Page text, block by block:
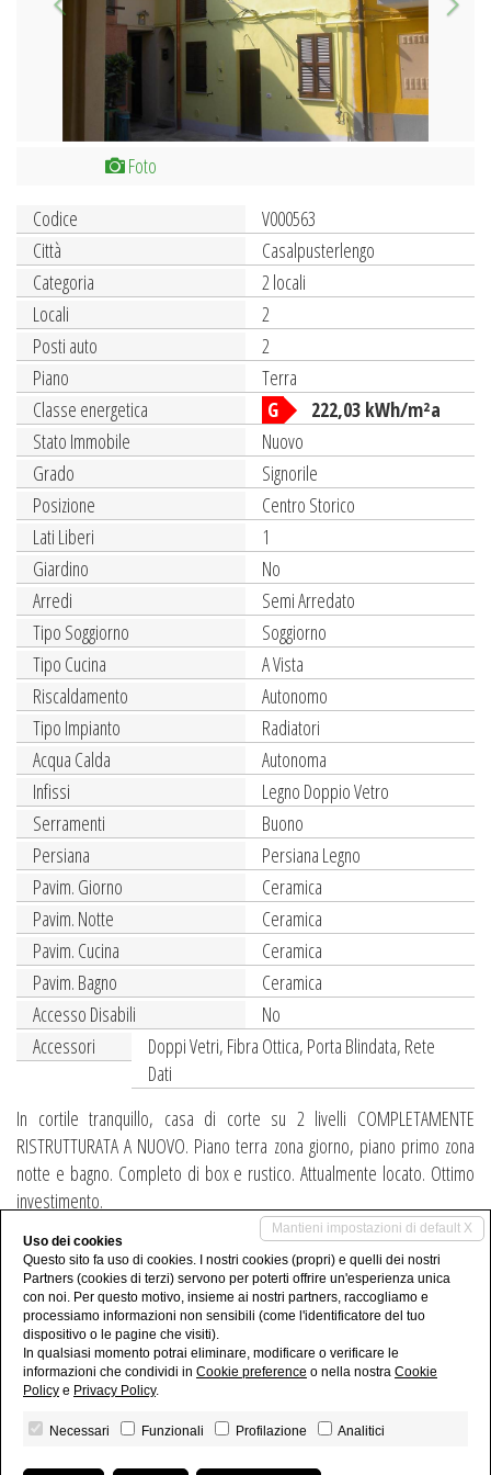
Foto
Codice
V000563
Città
Casalpusterlengo
Categoria
2 locali
Locali
2
Posti auto
2
Piano
Terra
Classe energetica
G
222,03 kWh/m²a
Stato Immobile
Nuovo
Grado
Signorile
Posizione
Centro Storico
Lati Liberi
1
Giardino
No
Arredi
Semi Arredato
Tipo Soggiorno
Soggiorno
Tipo Cucina
A Vista
Riscaldamento
Autonomo
Tipo Impianto
Radiatori
Acqua Calda
Autonoma
Infissi
Legno Doppio Vetro
Serramenti
Buono
Persiana
Persiana Legno
Pavim. Giorno
Ceramica
Pavim. Notte
Ceramica
Pavim. Cucina
Ceramica
Pavim. Bagno
Ceramica
Accesso Disabili
No
Accessori
Doppi Vetri, Fibra Ottica, Porta Blindata, Rete
Dati
In cortile tranquillo, casa di corte su 2 livelli COMPLETAMENTE
RISTRUTTURATA A NUOVO. Piano terra zona giorno, piano primo zona
notte e bagno. Completo di box e rustico. Attualmente locato. Ottimo
investimento.
Condividi
Condividi su Whatsapp
Studio Casale sas - P.IVA 04161510963
Mantieni impostazioni di default X
Uso dei cookies
Questo sito fa uso di cookies. I nostri cookies (propri) e quelli dei nostri
Partners (cookies di terzi) servono per poterti offrire un'esperienza unica
con noi. Per questo motivo, insieme ai nostri partners, raccogliamo e
processiamo informazioni non sensibili (come l'identificatore del tuo
dispositivo o le pagine che visiti).
In qualsiasi momento potrai eliminare, modificare o verificare le
informazioni che condividi in Cookie preference o nella nostra Cookie
Policy e Privacy Policy.
Necessari Funzionali Profilazione Analitici